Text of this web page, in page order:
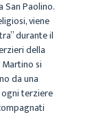
Paolino.
viene
durante il
della
si
da una
terziere